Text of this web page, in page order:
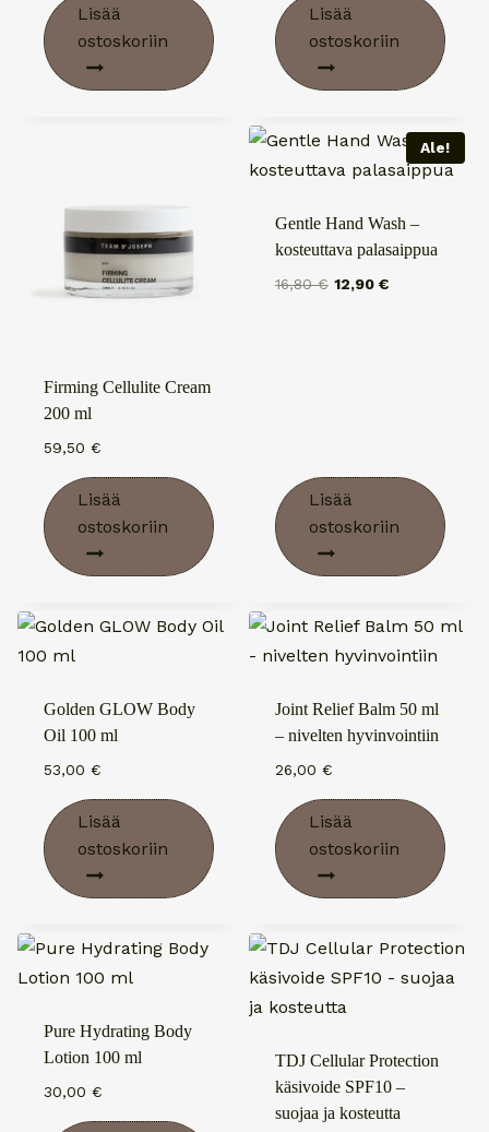
oli:
18,00 €.14,40 €.
Lisää
ostoskoriin
Lisää
ostoskoriin
Firming Cellulite Cream
200 ml
59,50 €
Lisää
ostoskoriin
Ale!
Gentle Hand Wash –
kosteuttava palasaippua
16,80€ Alkuperäinen
12,90 €Nykyinen
Lisää
ostoskoriin
Golden GLOW Body
Oil 100 ml
53,00 €
Lisää
ostoskoriin
Joint Relief Balm 50 ml
– nivelten hyvinvointiin
26,00 €
Lisää
ostoskoriin
Pure Hydrating Body
Lotion 100 ml
30,00 €
TDJ Cellular Protection
käsivoide SPF10 –
suojaa ja kosteutta